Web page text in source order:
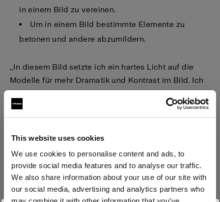
This website uses cookies
We use cookies to personalise content and ads, to
provide social media features and to analyse our traffic.
We also share information about your use of our site with
our social media, advertising and analytics partners who
in einem Bild zu vereinen.
Um in einem Bild bestimmte Elemente zu
betonen und andere abzumildern.
„In diesem Bild setzte ich ein hartes Licht auf die
Modelle für mehr Dramatik und Kontrast im Bild. Ich
verwendete einen Fresnel Spot als Hauptlicht und
leuchtete die Modelle seitlich mit dem weichen Licht
der RFi 1x6 Softboxen aus, um die Anmut von Haar